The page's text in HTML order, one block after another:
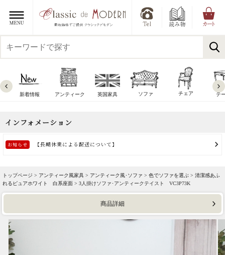
新着情報 アンティーク 英国家具 ソファ チェア テ
トップページ > アンティーク風家具 > アンティーク風･ソファ > 色でソファを選ぶ > 清潔感あふ
れるピュアホワイト 白系座面 > 3人掛けソファ･アンティークテイスト VC3P73K
商品詳細